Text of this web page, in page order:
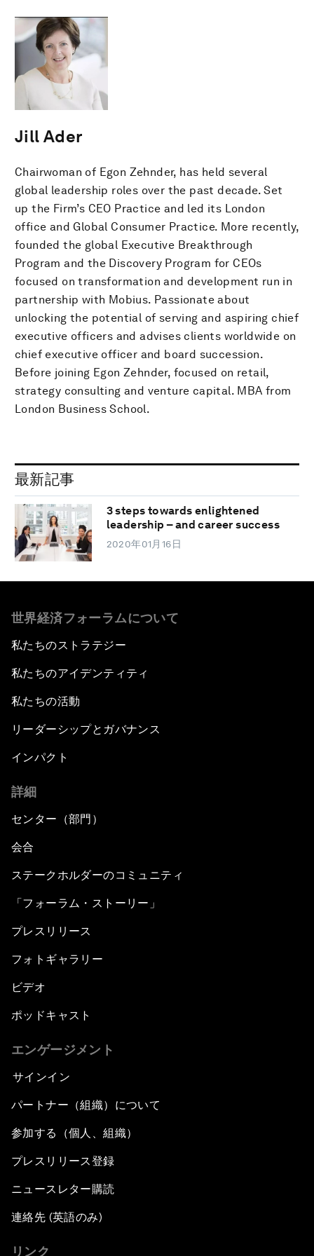
Jill Ader
Chairwoman of Egon Zehnder, has held several
global leadership roles over the past decade. Set
up the Firm’s CEO Practice and led its London
office and Global Consumer Practice. More recently,
founded the global Executive Breakthrough
Program and the Discovery Program for CEOs
focused on transformation and development run in
partnership with Mobius. Passionate about
unlocking the potential of serving and aspiring chief
executive officers and advises clients worldwide on
chief executive officer and board succession.
Before joining Egon Zehnder, focused on retail,
strategy consulting and venture capital. MBA from
London Business School.
最新記事
3 steps towards enlightened
leadership – and career success
2020年01月16日
世界経済フォーラムについて
私たちのストラテジー
私たちのアイデンティティ
私たちの活動
リーダーシップとガバナンス
インパクト
詳細
センター（部門）
会合
ステークホルダーのコミュニティ
「フォーラム・ストーリー」
プレスリリース
フォトギャラリー
ビデオ
ポッドキャスト
エンゲージメント
サインイン
パートナー（組織）について
参加する（個人、組織）
プレスリリース登録
ニュースレター購読
連絡先 (英語のみ)
リンク